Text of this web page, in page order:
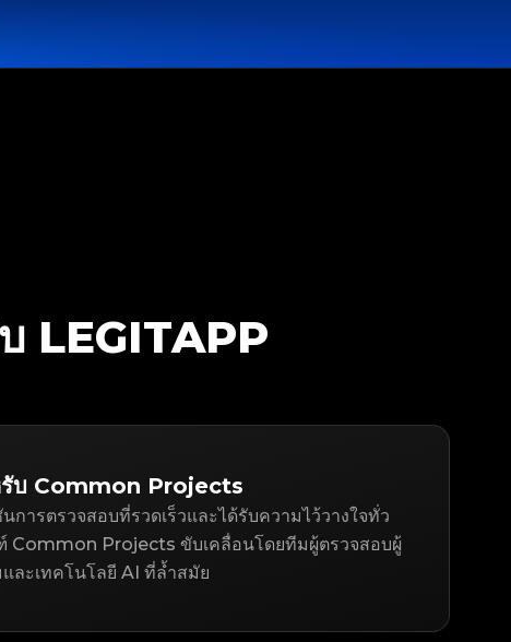
LEGITAPP
บ Common Projects
ารตรวจสอบที่รวดเร็วและได้รับความไว้วางใจทั่ว
Common Projects ขับเคลื่อนโดยทีมผู้ตรวจสอบผู้
ละเทคโนโลยี AI ที่ล้ำสมัย